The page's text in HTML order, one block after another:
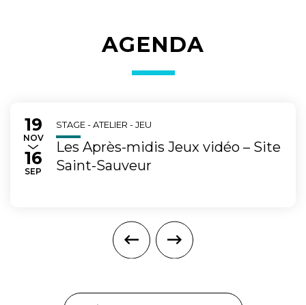
AGENDA
Du
19
NOVEMBRE
au
16
SEP TEMBRE
STAGE - ATELIER - JEU
Les Après-midis Jeux vidéo – Site
Saint-Sauveur